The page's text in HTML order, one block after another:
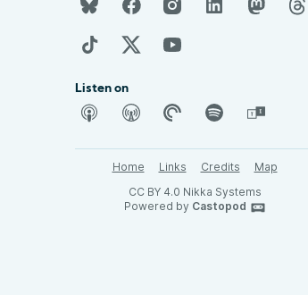
Listen on
Home Links Credits
Map
CC BY 4.0 Nikka Systems
Powered by Castopod